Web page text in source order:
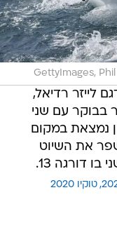
GettyImages,
בדגם לייזר רדיאל,
בבוקר עם שני
החל מ-6:05. קקון נמצאת במקום
לשפר את השיוט
דורגה 13.
טוקיו 2020